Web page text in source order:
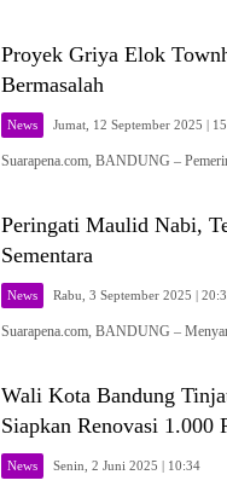
Proyek Griya Elok
Bermasalah
News Jumat, 12 September 2025 |
Suarapena.com, BANDUNG –
Peringati Maulid Nabi,
Sementara
News Rabu, 3 September 2025 |
Suarapena.com, BANDUNG –
Wali Kota Bandung
Siapkan Renovasi 1.000
News Senin, 2 Juni 2025 | 10:34